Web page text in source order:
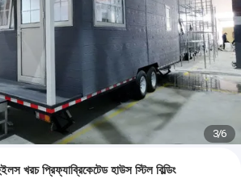
3/6
খরচ প্রিফ্যাব্রিকেটেড হাউস স্টিল বিল্ডিং